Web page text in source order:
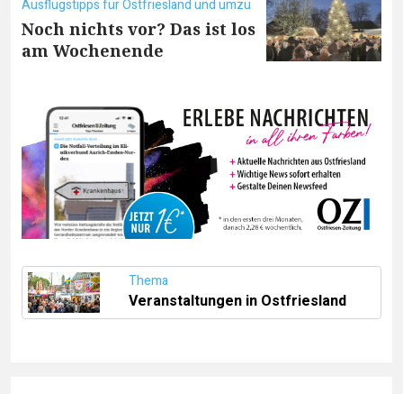
Ausflugstipps für Ostfriesland und umzu
Noch nichts vor? Das ist los
am Wochenende
Thema
Veranstaltungen in Ostfriesland